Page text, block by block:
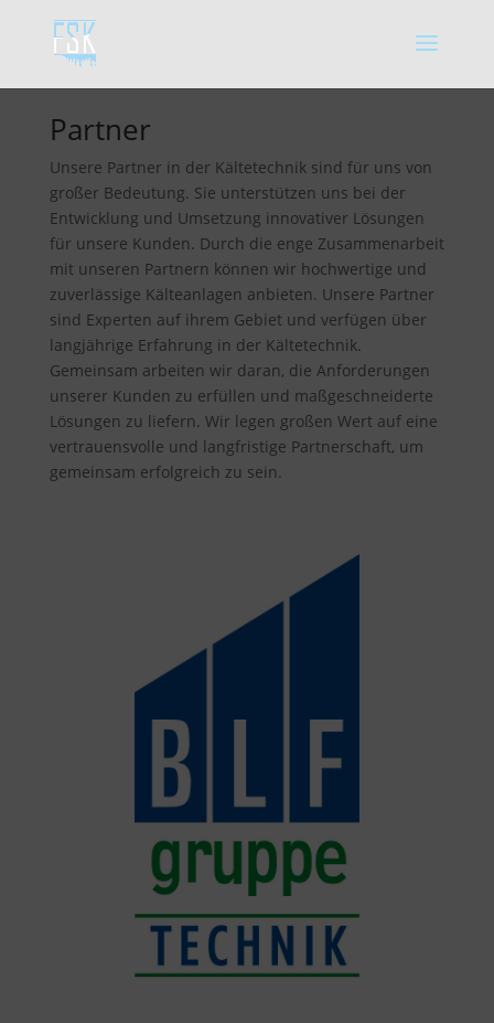
Partner
Unsere Partner in der Kältetechnik sind für uns von
großer Bedeutung. Sie unterstützen uns bei der
Entwicklung und Umsetzung innovativer Lösungen
für unsere Kunden. Durch die enge Zusammenarbeit
mit unseren Partnern können wir hochwertige und
zuverlässige Kälteanlagen anbieten. Unsere Partner
sind Experten auf ihrem Gebiet und verfügen über
langjährige Erfahrung in der Kältetechnik.
Gemeinsam arbeiten wir daran, die Anforderungen
unserer Kunden zu erfüllen und maßgeschneiderte
Lösungen zu liefern. Wir legen großen Wert auf eine
vertrauensvolle und langfristige Partnerschaft, um
gemeinsam erfolgreich zu sein.